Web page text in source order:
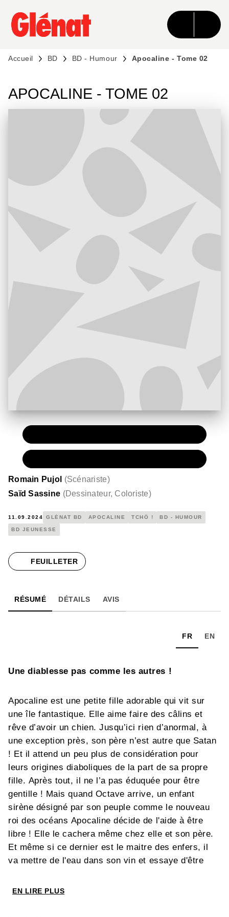
MENU RECHERCHE CONTENU
PIED DE PAGE
Accueil BD BD - Humour Apocaline - Tome 02
APOCALINE - TOME 02
Romain Pujol (Scénariste)
Saïd Sassine (Dessinateur, Coloriste)
11.09.2024 GLÉNAT BD APOCALINE TCHÔ ! BD - HUMOUR
BD JEUNESSE
FEUILLETER
RÉSUMÉ DÉTAILS AVIS
FR EN
Une diablesse pas comme les autres !
Apocaline est une petite fille adorable qui vit sur
une île fantastique. Elle aime faire des câlins et
rêve d’avoir un chien. Jusqu’ici rien d’anormal, à
une exception près, son père n’est autre que Satan
! Et il attend un peu plus de considération pour
leurs origines diaboliques de la part de sa propre
fille. Après tout, il ne l’a pas éduquée pour être
gentille ! Mais quand Octave arrive, un enfant
sirène désigné par son peuple comme le nouveau
roi des océans Apocaline décide de l'aide à être
libre ! Elle le cachera même chez elle et son père.
Et même si ce dernier est le maitre des enfers, il
va mettre de l'eau dans son vin et essaye d'être
Satan commence même à ressentir d'étranges
EN LIRE PLUS